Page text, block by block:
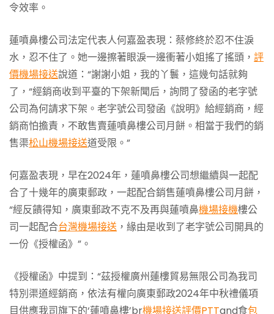
令效率。
蓮噴鼻樓公司法定代表人何嘉盈表現：蔡修終於忍不住淚
水，忍不住了。她一邊擦著眼淚一邊衝著小姐搖了搖頭， 評
價機場接送說道：“謝謝小姐，我的丫鬟，這幾句話就夠
了，“經銷商收到平臺的下架新聞后，詢問了發函的老字號
公司為何請求下架。老字號公司發函《說明》給經銷商，經
銷商怕擔責，不敢售賣蓮噴鼻樓公司月餅。相當于我們的銷
售渠松山機場接送道受限。”
何嘉盈表現，早在2024年，蓮噴鼻樓公司想繼續與一起配
合了十幾年的廣東郵政，一起配合銷售蓮噴鼻樓公司月餅，
“經反饋得知，廣東郵政不克不及再與蓮噴鼻機場接機樓公
司一起配合台灣機場接送 ，緣由是收到了老字號公司開具的
一份《授權函》”。
《授權函》中提到：“茲授權廣州蓮樓貿易無限公司為我司
特別渠道經銷商，依法有權向廣東郵政2024年中秋禮儀項
目供應我司旗下的‘蓮噴鼻樓’br機場接送評價PTTand食包